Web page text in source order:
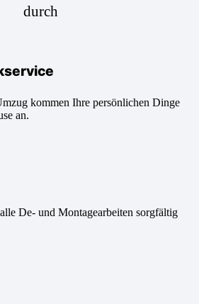
durch
kommen Ihre persönlichen Dinge
an.
De- und Montagearbeiten sorgfältig